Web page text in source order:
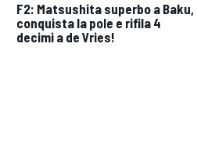
F2: Matsushita superbo a Baku,
conquista la pole e rifila 4
decimi a de Vries!